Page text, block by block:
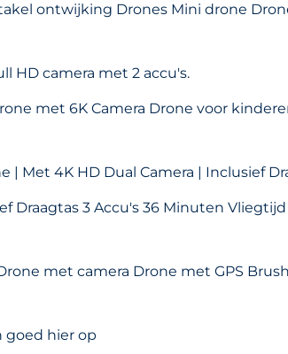
ontwijking Drones Mini drone
HD camera met 2 accu's.
met 6K Camera Drone voor
| Met 4K HD Dual Camera | Inclusief
Draagtas 3 Accu's 36 Minuten
met camera Drone met GPS
goed hier op